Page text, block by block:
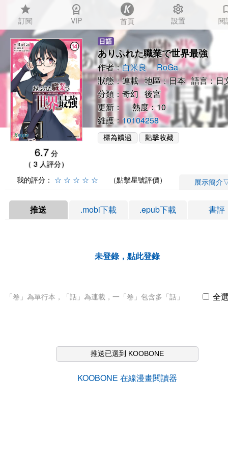
star
訂閱
workspace_premium
VIP 首頁
settings
設置 閱
6.7 分
（ 3 人評分）
ありふれた職業で世界最強
作者：白米良
RoGa
狀態：連載 地區：日本 語言：日
分類：奇幻 後宮
更新： 熱度：10
維護： 10104258
我的評分： ☆ ☆ ☆ ☆ ☆ （點擊星號評價） 展示簡介
推送 .mobi下載 .epub下載 書評
未登錄，點此登錄
「卷」為單行本，「話」為連載，一「卷」包含多「話」 全
推送已選到 KOOBONE
KOOBONE 在線漫畫閱讀器